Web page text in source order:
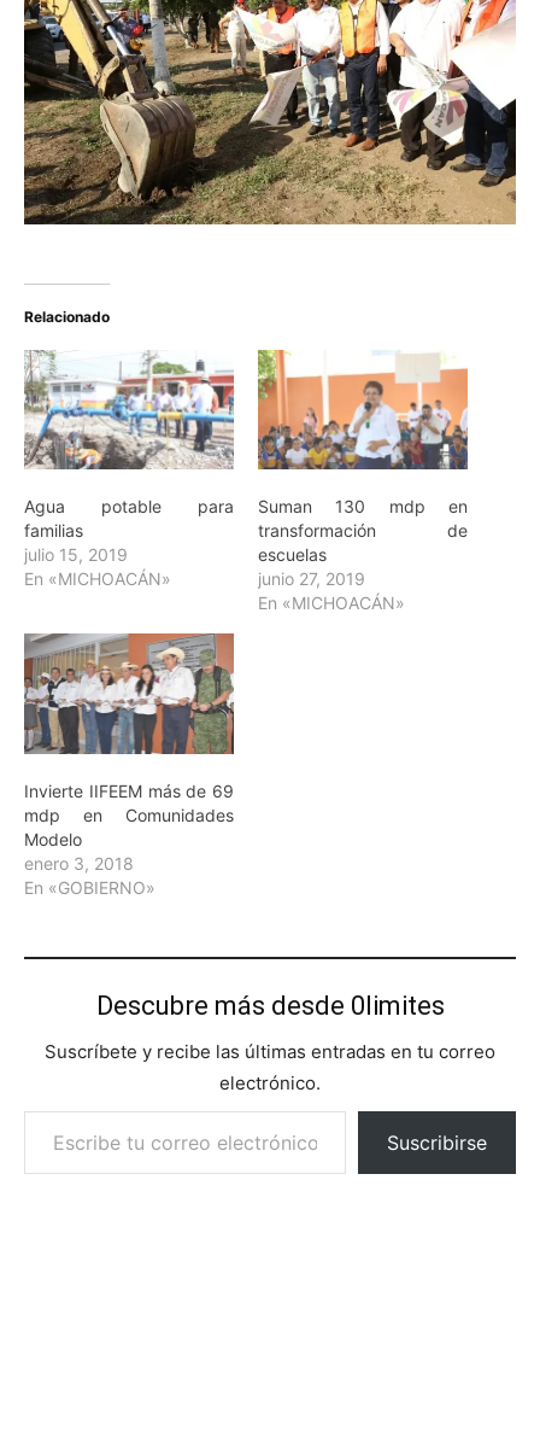
Relacionado
Agua potable para
familias
julio 15, 2019
En «MICHOACÁN»
Suman 130 mdp en
transformación de
escuelas
junio 27, 2019
En «MICHOACÁN»
Invierte IIFEEM más de 69
mdp en Comunidades
Modelo
enero 3, 2018
En «GOBIERNO»
Descubre más desde 0limites
Suscríbete y recibe las últimas entradas en tu correo
electrónico.
Escribe tu correo electrónico…
Suscribirse